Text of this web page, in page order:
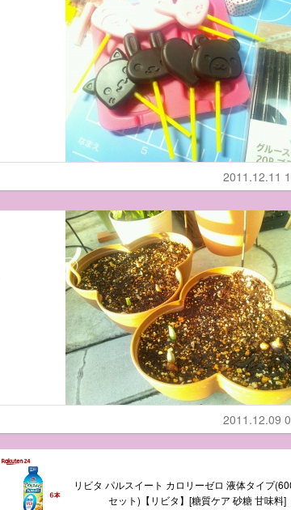
2011.12.11
2011.12.09
リビタ パルスイート カロリーゼロ 液体タイプ
セット)【リビタ】[糖質ケア 砂糖 甘味料]